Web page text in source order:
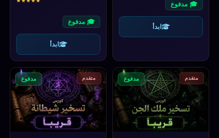
🎓 مدفوع
ابدأ
🎓 مدفوع
ابدأ
متقدم مدفوع متقدم مدفوع